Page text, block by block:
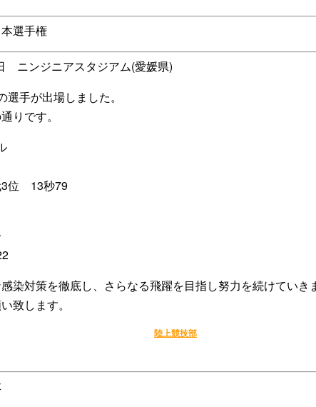
選手権
ニンジニアスタジアム(愛媛県)
選手が出場しました。
りです。
3位 13秒79
染対策を徹底し、さらなる飛躍を目指し努力を続けていき
致します。
陸上競技部